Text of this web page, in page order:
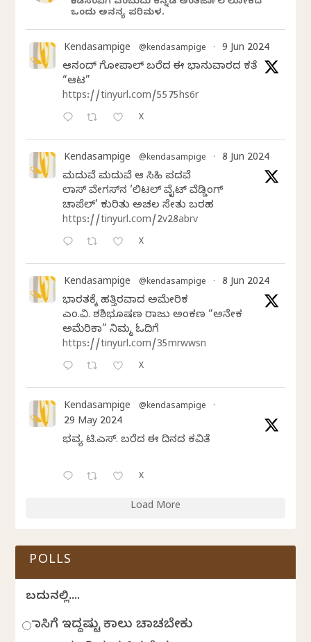
ಒಂದು ಅನನ್ಯ ಪರಿಮಳ.
Kendasampige @kendasampige · 9 Jun 2024
ಆನಂದ್‌ ಗೋಪಾಲ್‌ ಬರೆದ ಈ ಭಾನುವಾರದ ಕತೆ
“ಆಟ”
https://tinyurl.com/5575hs6r
X
Kendasampige @kendasampige · 8 Jun 2024
ಮದುವೆ ಮದುವೆ ಆ ಸಿಹಿ ಪದವೆ
ಲಾಸ್‌ ವೇಗಸ್‌ನ ‘ಲಿಟಲ್ ವೈಟ್ ವೆಡ್ಡಿಂಗ್
ಚಾಪೆಲ್’ ಕುರಿತು ಅಚಲ ಸೇತು ಬರಹ
https://tinyurl.com/2v28abrv
X
Kendasampige @kendasampige · 8 Jun 2024
ಭಾರತಕ್ಕೆ ಹತ್ತಿರವಾದ ಅಮೇರಿಕ
ಎಂ.ವಿ. ಶಶಿಭೂಷಣ ರಾಜು ಅಂಕಣ “ಅನೇಕ
ಅಮೆರಿಕಾ” ನಿಮ್ಮ ಓದಿಗೆ
https://tinyurl.com/35mrwwsn
X
Kendasampige @kendasampige ·
29 May 2024
ಭವ್ಯ ಟಿ.ಎಸ್. ಬರೆದ ಈ ದಿನದ ಕವಿತೆ
X
Load More
POLLS
ಬದುಕಿನಲ್ಲಿ....
ಹಾಸಿಗೆ ಇದ್ದಷ್ಟು ಕಾಲು ಚಾಚಬೇಕು